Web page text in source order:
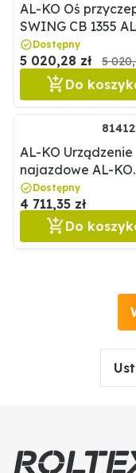
AL-KO Oś
SWING CB 1355
12198673
Dostępny
5 020,28 zł 5
Do
AL-KO Urządzenie
najazdowe AL-KO
8141224137
Dostępny
4 711,35 zł
Do